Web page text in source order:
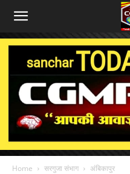
Home सरगुजा संभाग अंबिकापुर